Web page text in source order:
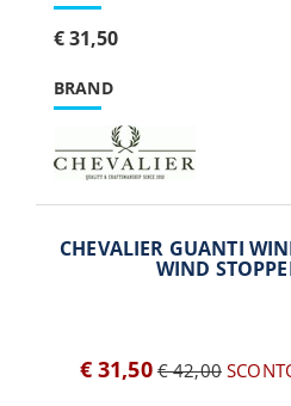
€ 31,50
BRAND
CHEVALIER GUANTI
WIND
€ 31,50 € 42,00